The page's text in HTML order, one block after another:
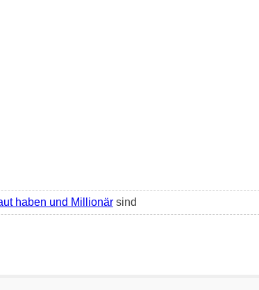
haben und Millionärsind